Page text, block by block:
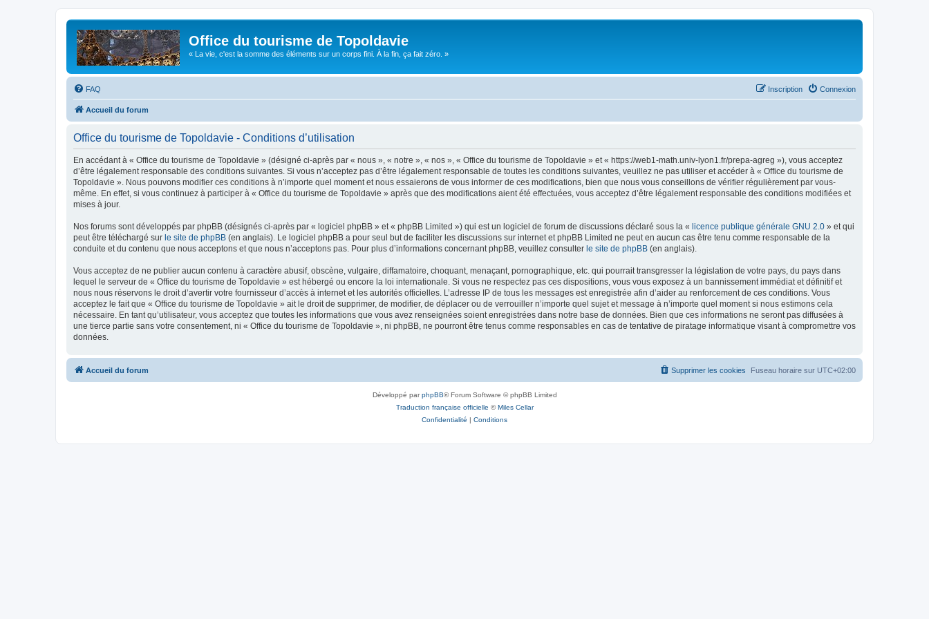
Office du tourisme de Topoldavie
« La vie, c'est la somme des éléments sur un corps fini. À la fin, ça fait zéro. »
FAQ Connexion
Inscription
Accueil du forum
Office du tourisme de Topoldavie - Conditions d’utilisation
En accédant à « Office du tourisme de Topoldavie » (désigné ci-après par « nous », « notre », « nos », « Office du tourisme de Topoldavie » et « https://web1-math.univ-lyon1.fr/prepa-agreg »), vous acceptez
d’être légalement responsable des conditions suivantes. Si vous n’acceptez pas d’être légalement responsable de toutes les conditions suivantes, veuillez ne pas utiliser et accéder à « Office du tourisme de
Topoldavie ». Nous pouvons modifier ces conditions à n’importe quel moment et nous essaierons de vous informer de ces modifications, bien que nous vous conseillons de vérifier régulièrement par vous-
même. En effet, si vous continuez à participer à « Office du tourisme de Topoldavie » après que des modifications aient été effectuées, vous acceptez d’être légalement responsable des conditions modifiées et
mises à jour.
Nos forums sont développés par phpBB (désignés ci-après par « logiciel phpBB » et « phpBB Limited ») qui est un logiciel de forum de discussions déclaré sous la « licence publique générale GNU 2.0 » et qui
peut être téléchargé sur le site de phpBB (en anglais). Le logiciel phpBB a pour seul but de faciliter les discussions sur internet et phpBB Limited ne peut en aucun cas être tenu comme responsable de la
conduite et du contenu que nous acceptons et que nous n’acceptons pas. Pour plus d’informations concernant phpBB, veuillez consulter le site de phpBB (en anglais).
Vous acceptez de ne publier aucun contenu à caractère abusif, obscène, vulgaire, diffamatoire, choquant, menaçant, pornographique, etc. qui pourrait transgresser la législation de votre pays, du pays dans
lequel le serveur de « Office du tourisme de Topoldavie » est hébergé ou encore la loi internationale. Si vous ne respectez pas ces dispositions, vous vous exposez à un bannissement immédiat et définitif et
nous nous réservons le droit d’avertir votre fournisseur d’accès à internet et les autorités officielles. L’adresse IP de tous les messages est enregistrée afin d’aider au renforcement de ces conditions. Vous
acceptez le fait que « Office du tourisme de Topoldavie » ait le droit de supprimer, de modifier, de déplacer ou de verrouiller n’importe quel sujet et message à n’importe quel moment si nous estimons cela
nécessaire. En tant qu’utilisateur, vous acceptez que toutes les informations que vous avez renseignées soient enregistrées dans notre base de données. Bien que ces informations ne seront pas diffusées à
une tierce partie sans votre consentement, ni « Office du tourisme de Topoldavie », ni phpBB, ne pourront être tenus comme responsables en cas de tentative de piratage informatique visant à compromettre vos
données.
Accueil du forum Fuseau horaire sur UTC+02:00
Supprimer les cookies
Développé parphpBB® Forum Software © phpBB Limited
Traduction française officielle ©Miles Cellar
Confidentialité | Conditions